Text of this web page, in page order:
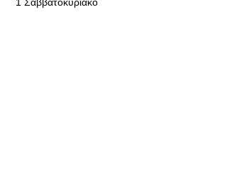
1 Σαββατοκύριακο